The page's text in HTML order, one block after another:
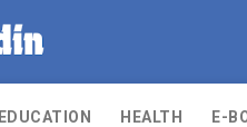
EDUCATION HEALTH E-